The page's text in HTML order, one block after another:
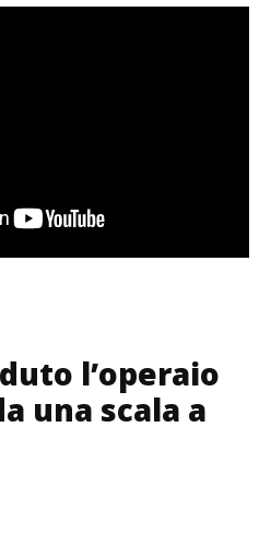
l’operaio
una scala a